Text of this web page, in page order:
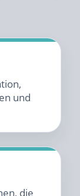
und
die